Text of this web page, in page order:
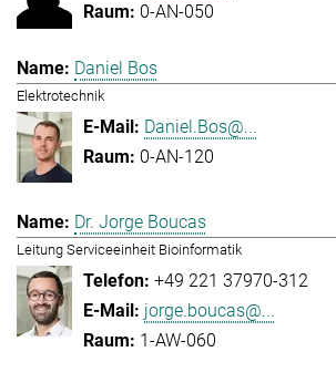
0-AN-050
Daniel Bos
Elektrotechnik
Daniel.Bos@...
0-AN-120
Dr. Jorge Boucas
Leitung Serviceeinheit Bioinformatik
+49 221 37970-312
jorge.boucas@...
1-AW-060